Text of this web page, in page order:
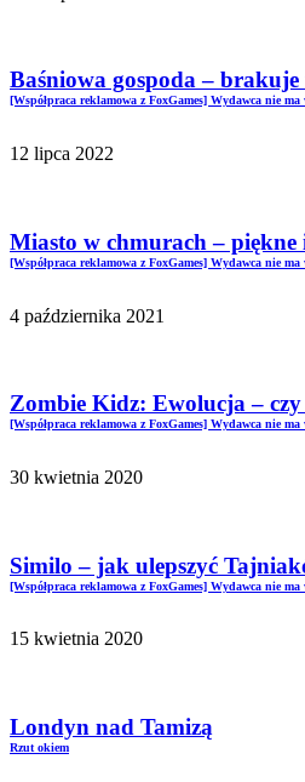
Baśniowa gospoda –
[Współpraca reklamowa z FoxGames] Wydawca nie ma
12 lipca 2022
Miasto w chmurach – piękne
[Współpraca reklamowa z FoxGames] Wydawca nie ma
4 października 2021
Zombie Kidz: Ewolucja – czy
[Współpraca reklamowa z FoxGames] Wydawca nie ma
30 kwietnia 2020
Similo – jak ulepszyć
[Współpraca reklamowa z FoxGames] Wydawca nie ma
15 kwietnia 2020
Londyn nad Tamizą
Rzut okiem